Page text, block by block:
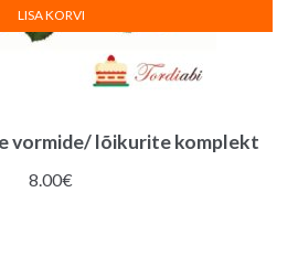
vormide/ lõikurite komplekt
8.00€
LISA KORVI